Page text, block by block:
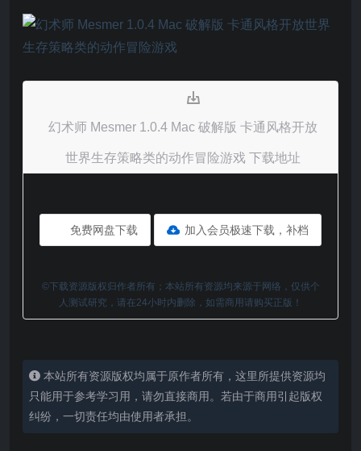
幻术师 Mesmer 1.0.4 Mac 破解版 卡通风格开放
世界生存策略类的动作冒险游戏 下载地址
免费网盘下载 加入会员极速下载，补档
©下载资源版权归作者所有；本站所有资源均来源于网络，仅供个
人测试研究，请在24小时内删除，如需商用请购买正版！
本站所有资源版权均属于原作者所有，这里所提供资源均
只能用于参考学习用，请勿直接商用。若由于商用引起版权
纠纷，一切责任均由使用者承担。